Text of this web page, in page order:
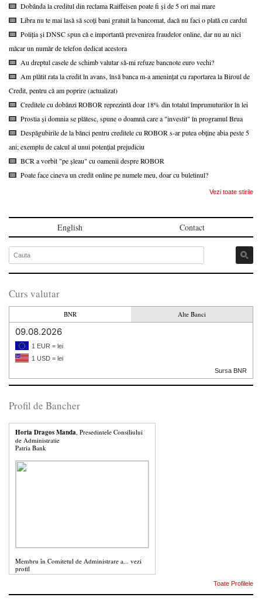
Dobânda la creditul din reclama Raiffeisen poate fi și de 5 ori mai mare
Libra nu te mai lasă să scoți bani gratuit la bancomat, dacă nu faci o plată cu cardul
Poliția și DNSC spun că e importantă prevenirea fraudelor online, dar nu au nici
măcar un număr de telefon dedicat acestora
Au dreptul casele de schimb valutar să-mi refuze bancnote euro vechi?
Am plătit rata la credit în avans, însă banca m-a amenințat cu raportarea la Biroul de
Credit, pentru că am poprire (actualizat)
Creditele cu dobânzi ROBOR reprezintă doar 18% din totalul împrumuturilor în lei
Prostia și domnia se plătesc, spune o doamnă care a "investit" în programul Brua
Despăgubirile de la bănci pentru creditele cu ROBOR s-ar putea obține abia peste 5
ani; exemplu de calcul al unui potențial prejudiciu
BCR a vorbit "pe șleau" cu oamenii despre ROBOR
Poate face cineva un credit online pe numele meu, doar cu buletinul?
Vezi toate stirile
English Contact
Curs valutar
BNR Alte Banci
09.08.2026
1 EUR = lei
1 USD = lei
Sursa BNR
Profil de Bancher
Horia Dragos Manda , Presedintele Consiliului
de Administratie
Patria Bank
Membru în Comitetul de Administrare a... vezi
profil
Toate Profilele